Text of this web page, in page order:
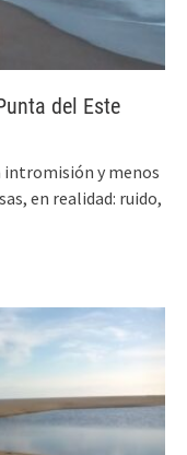
del Este
intromisión y menos
en realidad: ruido,